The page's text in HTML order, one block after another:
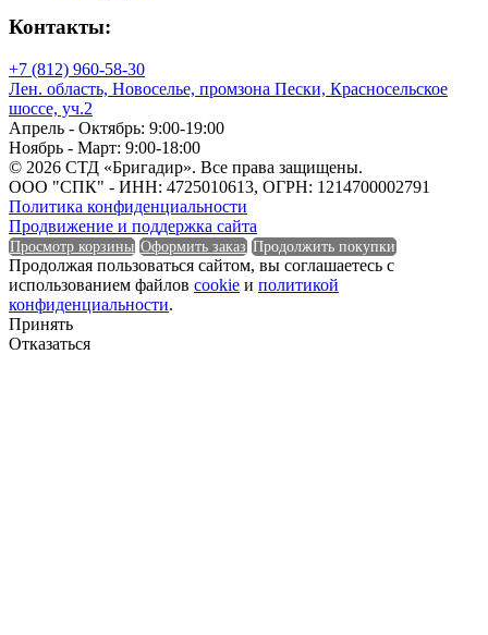
Плотность
Плотность
Покрытие обратной стороны
Покрытие обратной стороны
Полезная ширина
Контакты:
+7 (812) 960-58-30
Лен. область, Новоселье, промзона Пески, Красносельское
шоссе, уч.2
Апрель - Октябрь: 9:00-19:00
Ноябрь - Март: 9:00-18:00
© 2026 СТД «Бригадир». Все права защищены.
ООО "СПК" - ИНН: 4725010613, ОГРН: 1214700002791
Политика конфиденциальности
Продвижение и поддержка сайта
Просмотр корзины Оформить заказ Продолжить покупки
Продолжая пользоваться сайтом, вы соглашаетесь с
использованием файлов cookie и политикой
конфиденциальности.
Принять
Отказаться